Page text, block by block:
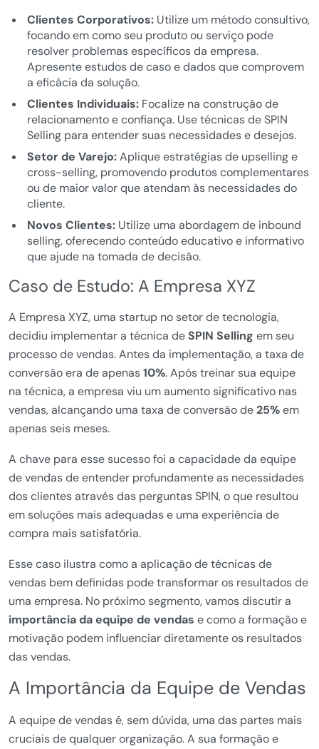
Clientes Corporativos:Utilize um método consultivo,
focando em como seu produto ou serviço pode
resolver problemas específicos da empresa.
Apresente estudos de caso e dados que comprovem
a eficácia da solução.
Clientes Individuais:Focalize na construção de
relacionamento e confiança. Use técnicas de SPIN
Selling para entender suas necessidades e desejos.
Setor de Varejo:Aplique estratégias de upselling e
cross-selling, promovendo produtos complementares
ou de maior valor que atendam às necessidades do
cliente.
Novos Clientes:Utilize uma abordagem de inbound
selling, oferecendo conteúdo educativo e informativo
que ajude na tomada de decisão.
Caso de Estudo: A Empresa XYZ
A Empresa XYZ, uma startup no setor de tecnologia,
decidiu implementar a técnica deSPIN Selling em seu
processo de vendas. Antes da implementação, a taxa de
conversão era de apenas10%. Após treinar sua equipe
na técnica, a empresa viu um aumento significativo nas
vendas, alcançando uma taxa de conversão de25%em
apenas seis meses.
A chave para esse sucesso foi a capacidade da equipe
de vendas de entender profundamente as necessidades
dos clientes através das perguntas SPIN, o que resultou
em soluções mais adequadas e uma experiência de
compra mais satisfatória.
Esse caso ilustra como a aplicação de técnicas de
vendas bem definidas pode transformar os resultados de
uma empresa. No próximo segmento, vamos discutir a
importância da equipe de vendas e como a formação e
motivação podem influenciar diretamente os resultados
das vendas.
A Importância da Equipe de Vendas
A equipe de vendas é, sem dúvida, uma das partes mais
cruciais de qualquer organização. A sua formação e